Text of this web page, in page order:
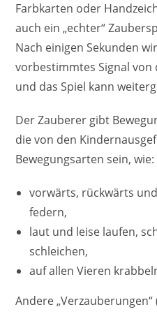
Farbkarten oder
auch ein „echter“
Nach einigen Sekunden
vorbestimmtes Signal
und das Spiel kann
Der Zauberer gibt
die von den
Bewegungsarten sein, wie:
vorwärts, rückwärts
federn,
laut und leise laufen,
schleichen,
auf allen Vieren
Andere